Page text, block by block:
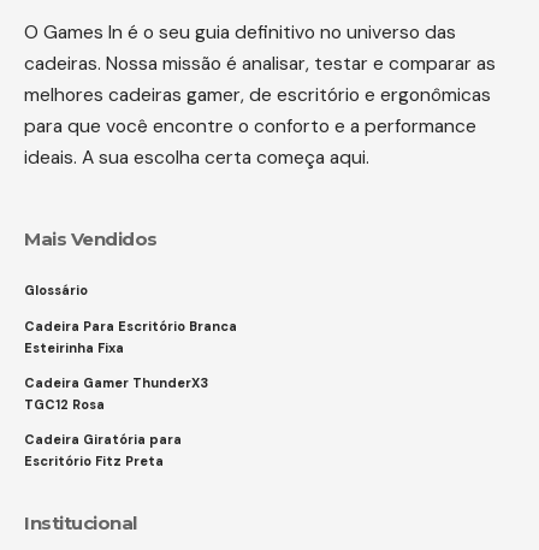
O Games In é o seu guia definitivo no universo das
cadeiras. Nossa missão é analisar, testar e comparar as
melhores cadeiras gamer, de escritório e ergonômicas
para que você encontre o conforto e a performance
ideais. A sua escolha certa começa aqui.
Mais Vendidos
Glossário
Cadeira Para Escritório Branca
Esteirinha Fixa
Cadeira Gamer ThunderX3
TGC12 Rosa
Cadeira Giratória para
Escritório Fitz Preta
Institucional